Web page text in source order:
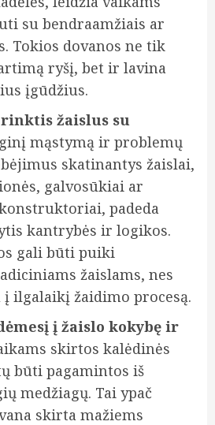
su bendraamžiais ar
Tokios dovanos ne tik
ryšį, bet ir lavina
įgūdžius.
žaislus su
mąstymą ir problemų
skatinantys žaislai,
galvosūkiai ar
padeda
kantrybės ir logikos.
gali būti puiki
žaislams, nes
ilgalaikį žaidimo procesą.
į žaislo kokybę ir
skirtos kalėdinės
būti pagamintos iš
medžiagų. Tai ypač
skirta mažiems